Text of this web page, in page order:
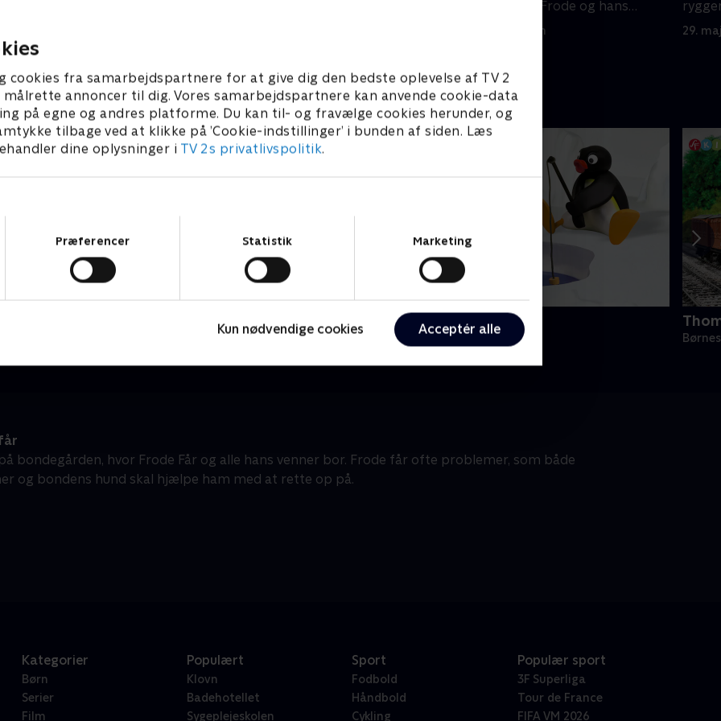
cookies fra samarbejdspartnere for at give dig den bedste oplevelse af TV 2
annoncer til dig. Vores samarbejdspartnere kan anvende cookie-data
på egne og andres platforme. Du kan til- og fravælge cookies herunder, og
tilbage ved at klikke på ’Cookie-indstillinger’ i bunden af siden. Læs
dine oplysninger i TV 2s privatlivspolitik.
Præferencer Statistik Marketing
Kun nødvendige cookies Acceptér alle
på noget.
• 7 min
ryggen til, finder Frode og hans
29. maj 2023 • 7 min 29.
Børneserier • 6 sæsoner
bondegården, hvor Frode Får og alle hans venner bor. Frode får ofte problemer, som både
og bondens hund skal hjælpe ham med at rette op på.
Kategorier
Børn
Serier
Film
Populært
Klovn
Badehotellet
Sygeplejeskolen
Sport
Fodbold
Håndbold
Cykling
Populær sport
3F Superliga
Tour de France
FIFA VM 2026